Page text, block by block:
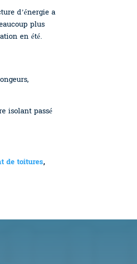
d’énergie a
plus
en été.
isolant passé
de toitures,